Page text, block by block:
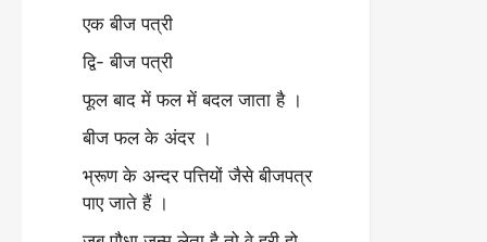
एक बीज पत्री
द्वि- बीज पत्री
फूल बाद में फल में बदल जाता है ।
बीज फल के अंदर ।
भ्रूण के अन्दर पत्तियों जैसे बीजपत्र
पाए जाते हैं ।